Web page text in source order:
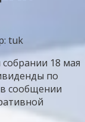
tuk
18 мая
по
сообщении